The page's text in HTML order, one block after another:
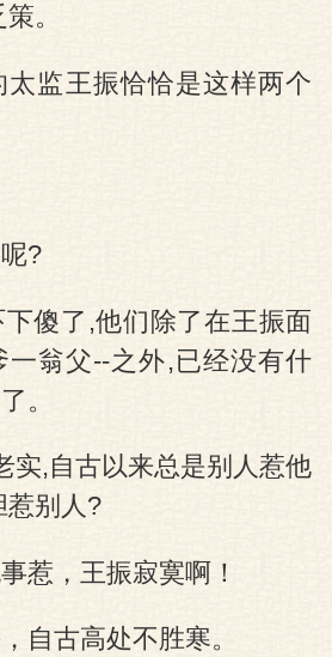
。
监王振恰恰是这样两个
?
傻了,他们除了在王振面
一翁父--之外,已经没有什
。
实,自古以来总是别人惹他
惹别人?
惹，王振寂寞啊！
自古高处不胜寒。